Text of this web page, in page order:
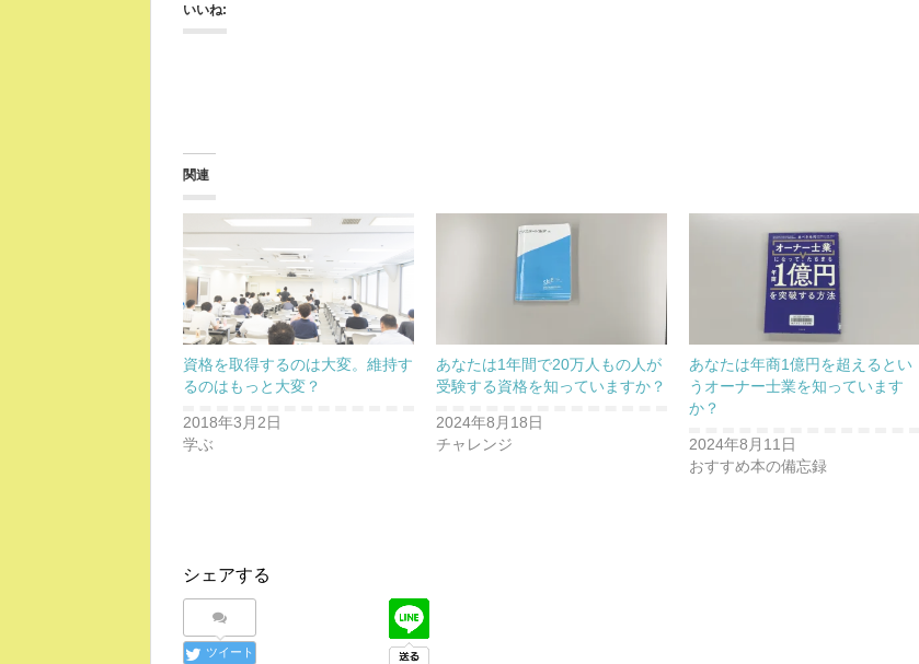
いいね:
関連
資格を取得するのは大変。維持す
るのはもっと大変？
2018年3月2日
学ぶ
あなたは1年間で20万人もの人が
受験する資格を知っていますか？
2024年8月18日
チャレンジ
あなたは年商1億円を超えるとい
うオーナー士業を知っています
か？
2024年8月11日
おすすめ本の備忘録
シェアする
ツイート